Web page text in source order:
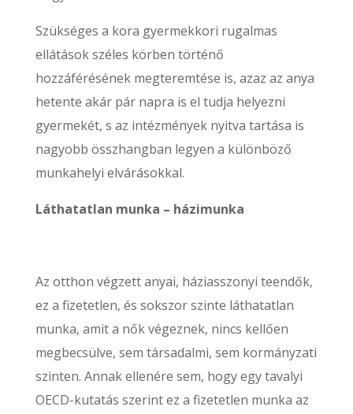
Szükséges a kora gyermekkori rugalmas
ellátások széles körben történő
hozzáférésének megteremtése is, azaz az anya
hetente akár pár napra is el tudja helyezni
gyermekét, s az intézmények nyitva tartása is
nagyobb összhangban legyen a különböző
munkahelyi elvárásokkal.
Láthatatlan munka – házimunka
Az otthon végzett anyai, háziasszonyi teendők,
ez a fizetetlen, és sokszor szinte láthatatlan
munka, amit a nők végeznek, nincs kellően
megbecsülve, sem társadalmi, sem kormányzati
szinten. Annak ellenére sem, hogy egy tavalyi
OECD-kutatás szerint ez a fizetetlen munka az